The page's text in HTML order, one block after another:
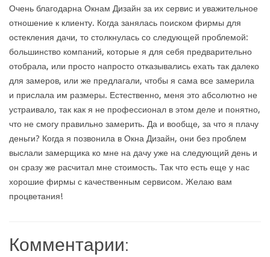
Очень благодарна Окнам Дизайн за их сервис и уважительное
отношение к клиенту. Когда занялась поиском фирмы для
остекления дачи, то столкнулась со следующей проблемой:
большинство компаний, которые я для себя предварительно
отобрала, или просто напросто отказывались ехать так далеко
для замеров, или же предлагали, чтобы я сама все замерила
и прислала им размеры. Естественно, меня это абсолютно не
устраивало, так как я не профессионал в этом деле и понятно,
что не смогу правильно замерить. Да и вообще, за что я плачу
деньги? Когда я позвонила в Окна Дизайн, они без проблем
выслали замерщика ко мне на дачу уже на следующий день и
он сразу же расчитал мне стоимость. Так что есть еще у нас
хорошие фирмы с качественным сервисом. Желаю вам
процветания!
Комментарии: